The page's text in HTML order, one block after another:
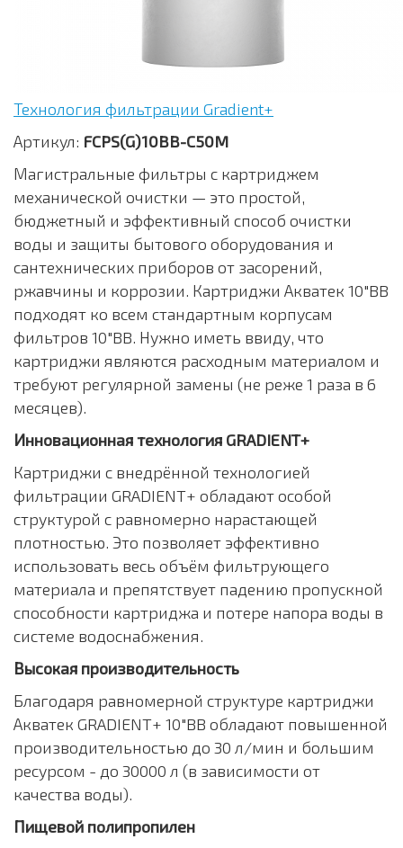
Технология фильтрации Gradient+
Артикул: FCPS(G)10BB-C50M
Магистральные фильтры с картриджем
механической очистки — это простой,
бюджетный и эффективный способ очистки
воды и защиты бытового оборудования и
сантехнических приборов от засорений,
ржавчины и коррозии. Картриджи Акватек 10"BB
подходят ко всем стандартным корпусам
фильтров 10"BB. Нужно иметь ввиду, что
картриджи являются расходным материалом и
требуют регулярной замены (не реже 1 раза в 6
месяцев).
Инновационная технология GRADIENT+
Картриджи с внедрённой технологией
фильтрации GRADIENT+ обладают особой
структурой с равномерно нарастающей
плотностью. Это позволяет эффективно
использовать весь объём фильтрующего
материала и препятствует падению пропускной
способности картриджа и потере напора воды в
системе водоснабжения.
Высокая производительность
Благодаря равномерной структуре картриджи
Акватек GRADIENT+ 10"BB обладают повышенной
производительностью до 30 л/мин и большим
ресурсом - до 30000 л (в зависимости от
качества воды).
Пищевой полипропилен